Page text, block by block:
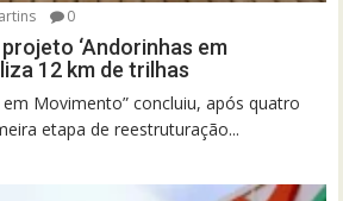
0
‘Andorinhas em
12 km de trilhas
Movimento” concluiu, após quatro
etapa de reestruturação...